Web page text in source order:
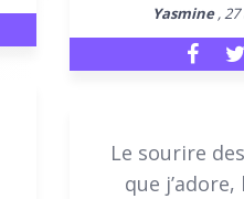
Yasmine, 27
Le sourire
que